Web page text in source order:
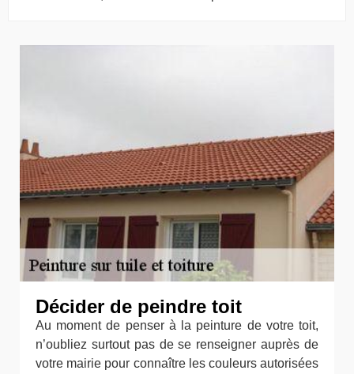
Décider de peindre toit
Au moment de penser à la peinture de votre toit,
n’oubliez surtout pas de se renseigner auprès de
votre mairie pour connaître les couleurs autorisées